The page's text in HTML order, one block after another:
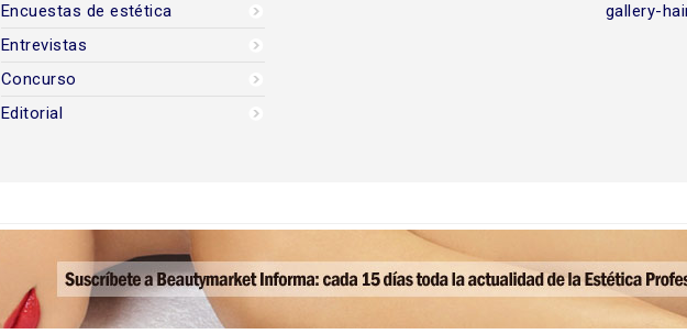
Encuestas de estética
Entrevistas
Concurso
Editorial
gallery-